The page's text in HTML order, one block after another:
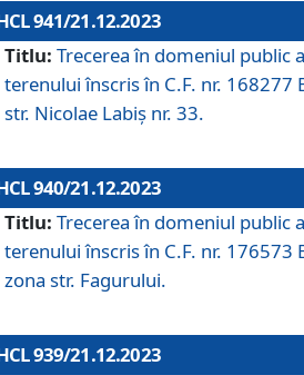
941/21.12.2023
Titlu: Trecerea în domeniul public
terenului înscris în C.F. nr. 168277
str. Nicolae Labiș nr. 33.
940/21.12.2023
Titlu: Trecerea în domeniul public
terenului înscris în C.F. nr. 176573
zona str. Fagurului.
939/21.12.2023